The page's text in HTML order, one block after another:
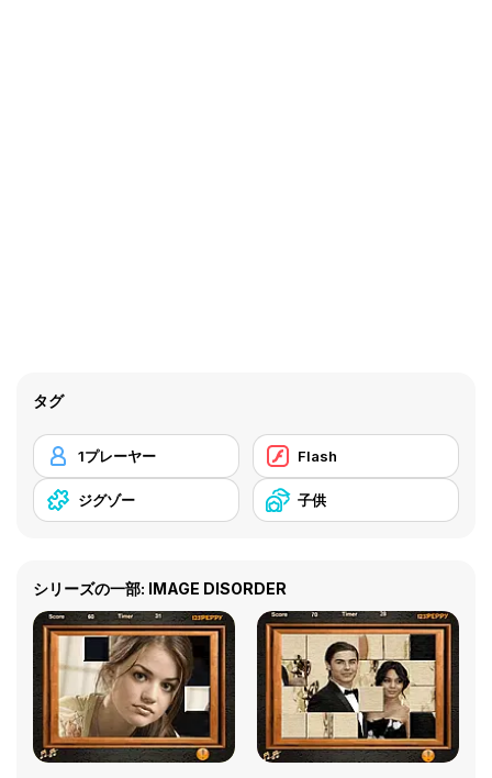
タグ
1プレーヤー Flash
ジグゾー 子供
シリーズの一部: IMAGE DISORDER